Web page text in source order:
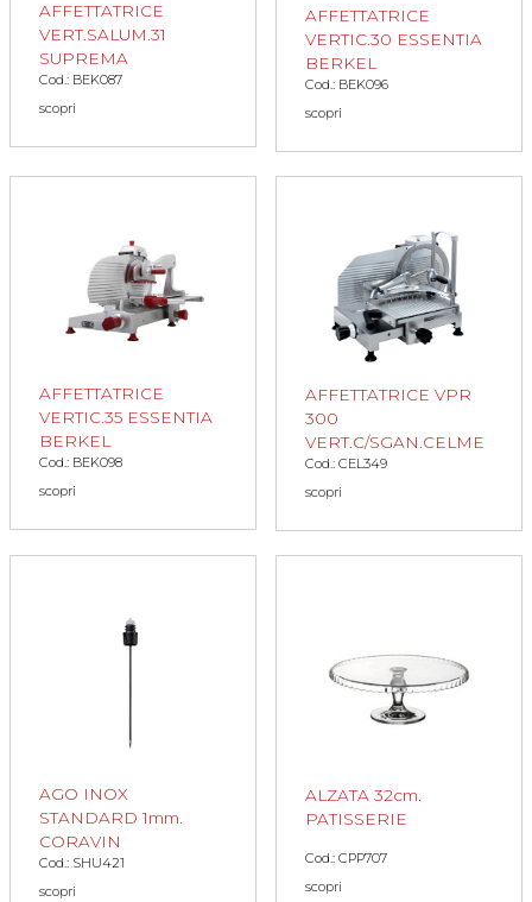
AFFETTATRICE
VERT.SALUM.31
SUPREMA
Cod.: BEK087
scopri
AFFETTATRICE
VERTIC.30 ESSENTIA
BERKEL
Cod.: BEK096
scopri
AFFETTATRICE
VERTIC.35 ESSENTIA
BERKEL
Cod.: BEK098
scopri
AFFETTATRICE VPR
300
VERT.C/SGAN.CELME
Cod.: CEL349
scopri
AGO INOX
STANDARD 1mm.
CORAVIN
Cod.: SHU421
scopri
ALZATA 32cm.
PATISSERIE
Cod.: CPP707
scopri